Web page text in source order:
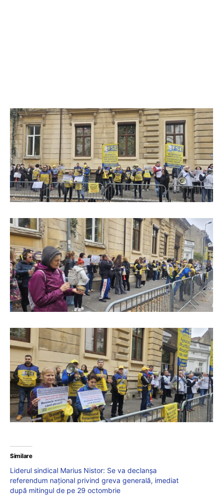
Similare
Liderul sindical Marius Nistor: Se va declanșa
referendum național privind greva generală, imediat
după mitingul de pe 29 octombrie